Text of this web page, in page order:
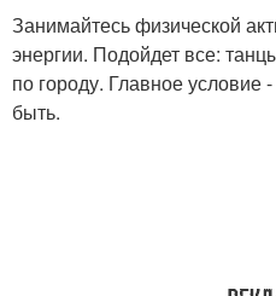
Занимайтесь физической
энергии. Подойдет все:
по городу. Главное условие
быть.